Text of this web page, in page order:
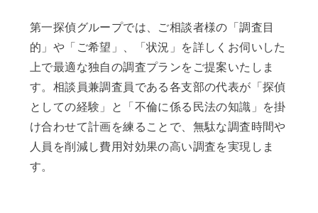
第一探偵グループでは、ご相談者様の「調査目
的」や「ご希望」、「状況」を詳しくお伺いした
上で最適な独自の調査プランをご提案いたしま
す。相談員兼調査員である各支部の代表が「探偵
としての経験」と「不倫に係る民法の知識」を掛
け合わせて計画を練ることで、無駄な調査時間や
人員を削減し費用対効果の高い調査を実現しま
す。